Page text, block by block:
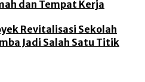
dan Tempat Kerja
Revitalisasi Sekolah
Jadi Salah Satu Titik